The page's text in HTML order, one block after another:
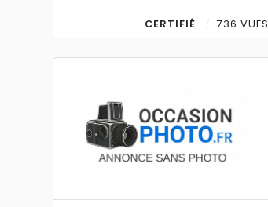
CERTIFIÉ 736 VUES